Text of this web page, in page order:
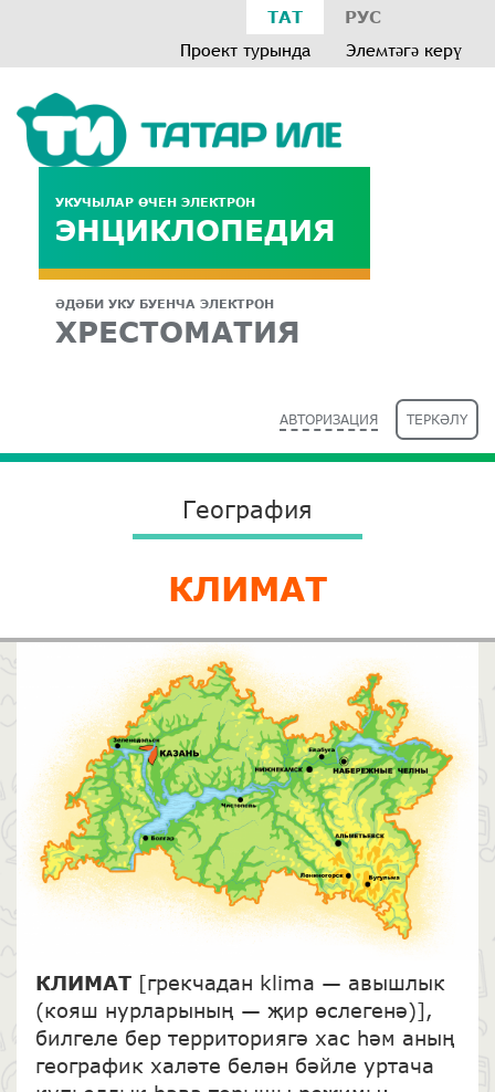
ТАТ РУС
Проект турында Элемтәгә керү
УКУЧЫЛАР ӨЧЕН ЭЛЕКТРОН
ЭНЦИКЛОПЕДИЯ
ӘДӘБИ УКУ БУЕНЧА ЭЛЕКТРОН
ХРЕСТОМАТИЯ
АВТОРИЗАЦИЯ ТЕРКӘЛҮ
География
КЛИМАТ
КЛИМАТ[грекчадан klima — авышлык
(кояш нурларының — җир өслегенә)],
билгеле бер территориягә хас һәм аның
географик халәте белән бәйле уртача